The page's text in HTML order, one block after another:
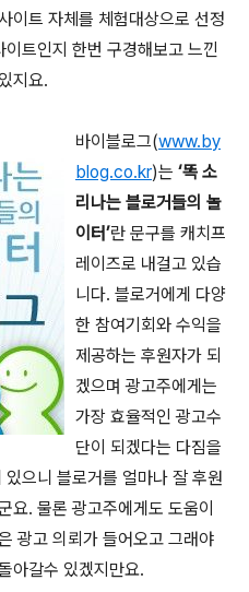
이트 자체를 체험대상으로 선정
트인지 한번 구경해보고 느낀
지요.
바이블로그(www.by
blog.co.kr)는 ‘똑 소
리나는 블로거들의 놀
이터’란 문구를 캐치프
레이즈로 내걸고 있습
니다. 블로거에게 다양
한 참여기회와 수익을
제공하는 후원자가 되
겠으며 광고주에게는
가장 효율적인 광고수
단이 되겠다는 다짐을
으니 블로거를 얼마나 잘 후원
요. 물론 광고주에게도 도움이
광고 의뢰가 들어오고 그래야
아갈수 있겠지만요.